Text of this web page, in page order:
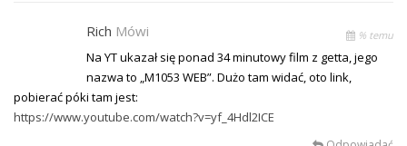
Rich Mówi % temu
Na YT ukazał się ponad 34 minutowy film z getta, jego
nazwa to „M1053 WEB”. Dużo tam widać, oto link,
pobierać póki tam jest:
https://www.youtube.com/watch?v=yf_4Hdl2ICE